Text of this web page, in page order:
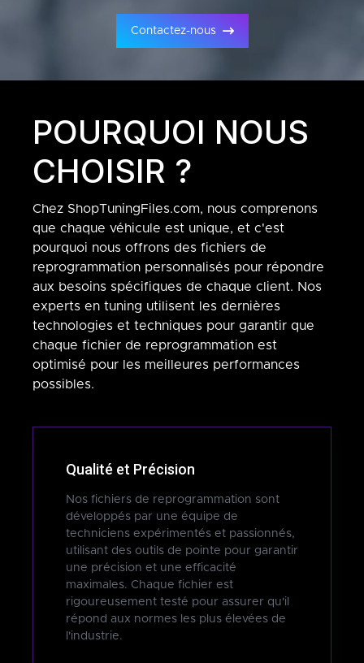
Contactez-nous
POURQUOI NOUS
CHOISIR ?
Chez ShopTuningFiles.com, nous comprenons
que chaque véhicule est unique, et c'est
pourquoi nous offrons des fichiers de
reprogrammation personnalisés pour répondre
aux besoins spécifiques de chaque client. Nos
experts en tuning utilisent les dernières
technologies et techniques pour garantir que
chaque fichier de reprogrammation est
optimisé pour les meilleures performances
possibles.
Qualité et Précision
Nos fichiers de reprogrammation sont
développés par une équipe de
techniciens expérimentés et passionnés,
utilisant des outils de pointe pour garantir
une précision et une efficacité
maximales. Chaque fichier est
rigoureusement testé pour assurer qu'il
répond aux normes les plus élevées de
l'industrie.